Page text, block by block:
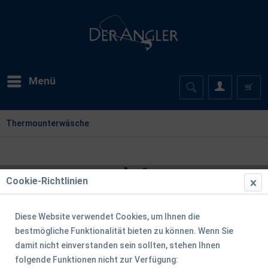
Menü
Thermounterwäsche
Cookie-Richtlinien
Diese Website verwendet Cookies, um Ihnen die
bestmögliche Funktionalität bieten zu können. Wenn Sie
damit nicht einverstanden sein sollten, stehen Ihnen
folgende Funktionen nicht zur Verfügung: